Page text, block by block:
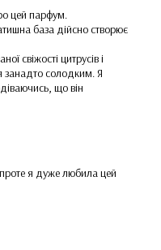
цей парфум.
база дійсно створює
свіжості цитрусів і
занадто солодким. Я
що він
я дуже любила цей